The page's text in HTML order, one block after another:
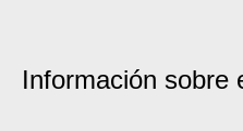
Información sobre